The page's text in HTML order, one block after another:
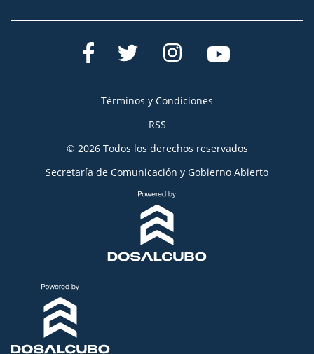
Términos y Condiciones
RSS
© 2026 Todos los derechos reservados
Secretaría de Comunicación y Gobierno Abierto